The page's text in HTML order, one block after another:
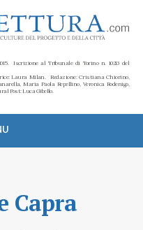
Iscrizione al Tribunale di Torino n. 10213 del
Laura Milan. Redazione: Cristiana Chiorino,
Maria Paola Repellino, Veronica Rodenigo,
Post: Luca Gibello.
Capra